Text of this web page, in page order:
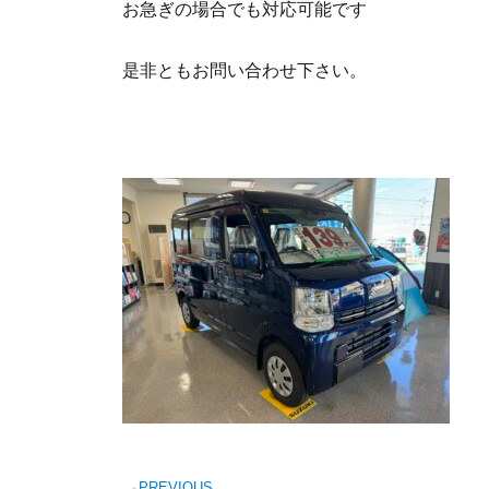
お急ぎの場合でも対応可能です
是非ともお問い合わせ下さい。